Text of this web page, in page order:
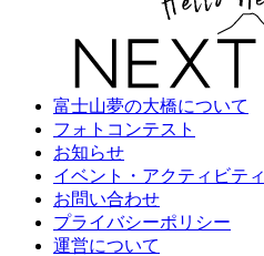
富士山夢の大橋について
フォトコンテスト
お知らせ
イベント・アクティビティ
お問い合わせ
プライバシーポリシー
運営について